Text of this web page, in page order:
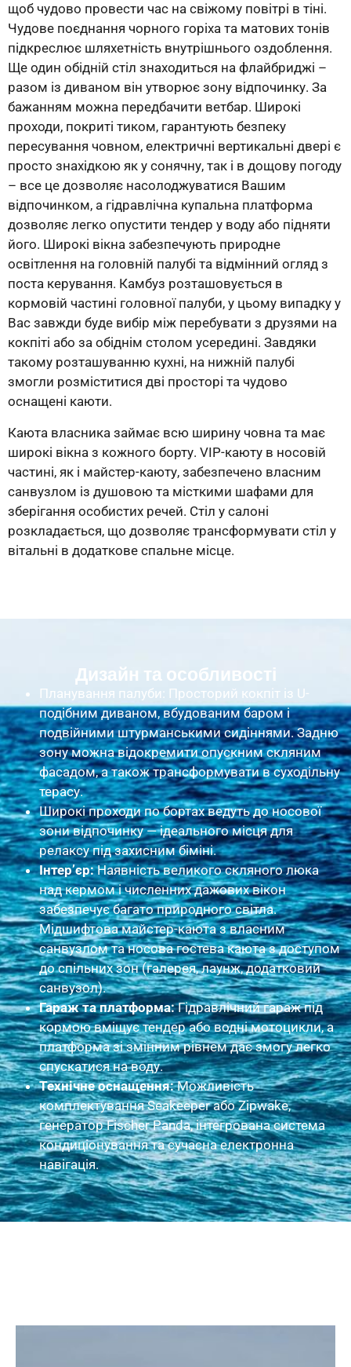
щоб чудово провести час на свіжому повітрі в тіні.
Чудове поєднання чорного горіха та матових тонів
підкреслює шляхетність внутрішнього оздоблення.
Ще один обідній стіл знаходиться на флайбриджі –
разом із диваном він утворює зону відпочинку. За
бажанням можна передбачити ветбар. Широкі
проходи, покриті тиком, гарантують безпеку
пересування човном, електричні вертикальні двері є
просто знахідкою як у сонячну, так і в дощову погоду
– все це дозволяє насолоджуватися Вашим
відпочинком, а гідравлічна купальна платформа
дозволяє легко опустити тендер у воду або підняти
його. Широкі вікна забезпечують природне
освітлення на головній палубі та відмінний огляд з
поста керування. Камбуз розташовується в
кормовій частині головної палуби, у цьому випадку у
Вас завжди буде вибір між перебувати з друзями на
кокпіті або за обіднім столом усередині. Завдяки
такому розташуванню кухні, на нижній палубі
змогли розміститися дві просторі та чудово
оснащені каюти.
Каюта власника займає всю ширину човна та має
широкі вікна з кожного борту. VIP-каюту в носовій
частині, як і майстер-каюту, забезпечено власним
санвузлом із душовою та місткими шафами для
зберігання особистих речей. Стіл у салоні
розкладається, що дозволяє трансформувати стіл у
вітальні в додаткове спальне місце.
Дизайн та особливості
Планування палуби: Просторий кокпіт із U-
подібним диваном, вбудованим баром і
подвійними штурманськими сидіннями. Задню
зону можна відокремити опускним скляним
фасадом, а також трансформувати в суходільну
терасу.
Широкі проходи по бортах ведуть до носової
зони відпочинку — ідеального місця для
релаксу під захисним біміні.
Інтер’єр:Наявність великого скляного люка
над кермом і численних дажових вікон
забезпечує багато природного світла.
Мідшифтова майстер-каюта з власним
санвузлом та носова гостева каюта з доступом
до спільних зон (галерея, лаунж, додатковий
санвузол).
Гараж та платформа:Гідравлічний гараж під
кормою вміщує тендер або водні мотоцикли, а
платформа зі змінним рівнем дає змогу легко
спускатися на воду.
Технічне оснащення:Можливість
комплектування Seakeeper або Zipwake,
генератор Fischer Panda, інтегрована система
кондиціонування та сучасна електронна
навігація.